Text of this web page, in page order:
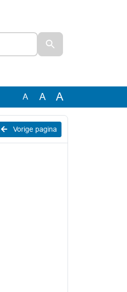
A A A
Vorige pagina